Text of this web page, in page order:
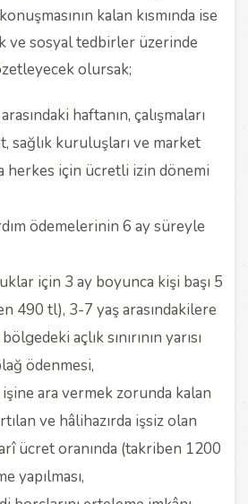
kalan kısmında ise
ve sosyal tedbirler üzerinde
olursak;
haftanın, çalışmaları
sağlık kuruluşları ve market
herkes için ücretli izin dönemi
ödemelerinin 6 ay süreyle
için 3 ay boyunca kişi başı 5
490 tl), 3-7 yaş arasındakilere
açlık sınırının yarısı
ödenmesi,
ara vermek zorunda kalan
ve hâlihazırda işsiz olan
ücret oranında (takriben 1200
yapılması,